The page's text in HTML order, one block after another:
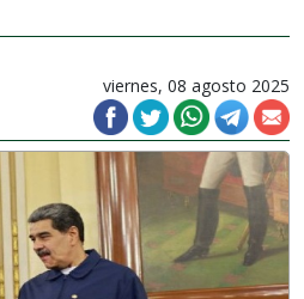
viernes, 08 agosto 2025